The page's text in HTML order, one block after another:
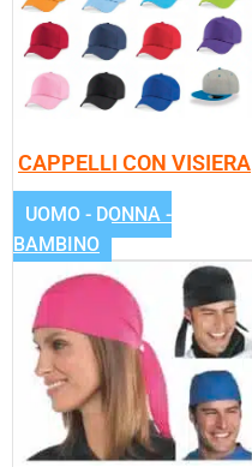
CAPPELLI CON VISIERA
UOMO - DONNA -
BAMBINO